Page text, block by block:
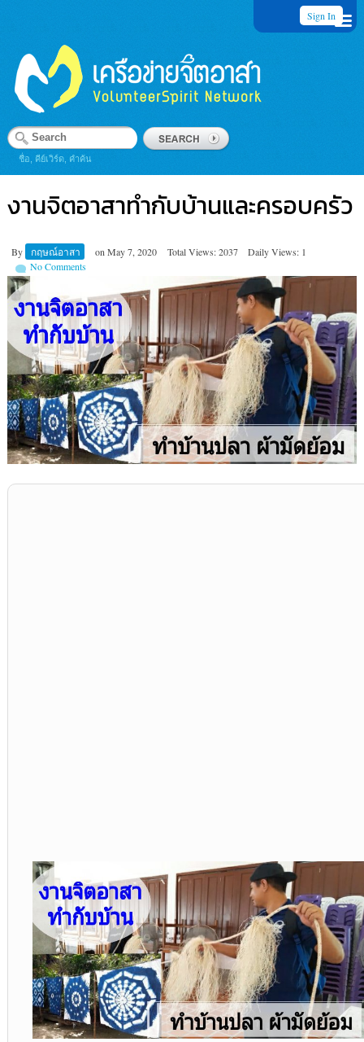
Sign In
ชื่อ, คีย์เวิร์ด, คำค้น
งานจิตอาสาทำกับบ้านและครอบครัว
By กฤษณ์อาสา on May 7, 2020 Total Views: 2037
Daily Views: 1
No Comments